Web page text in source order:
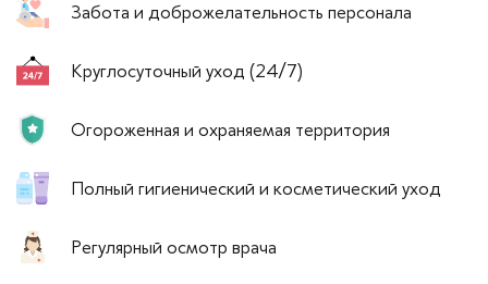
Забота и доброжелательность персонала
Круглосуточный уход (24/7)
Огороженная и охраняемая территория
Полный гигиенический и косметический уход
Регулярный осмотр врача